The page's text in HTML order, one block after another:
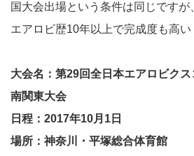
国大会出場という条件は同じです
エアロビ歴10年以上で完成度も高い
大会名：第29回全日本エアロビク
南関東大会
日程：2017年10月1日
場所：神奈川・平塚総合体育館